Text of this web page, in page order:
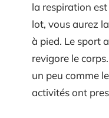
la respiration
lot, vous aurez
à pied. Le sport
revigore le
un peu comme
activités ont